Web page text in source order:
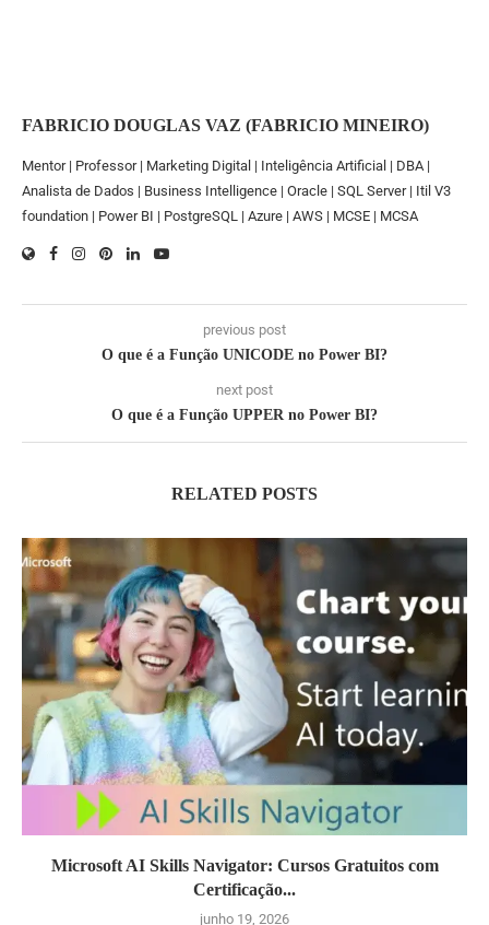
FABRICIO DOUGLAS VAZ (FABRICIO MINEIRO)
Mentor | Professor | Marketing Digital | Inteligência Artificial | DBA |
Analista de Dados | Business Intelligence | Oracle | SQL Server | Itil V3
foundation | Power BI | PostgreSQL | Azure | AWS | MCSE | MCSA
previous post
O que é a Função UNICODE no Power BI?
next post
O que é a Função UPPER no Power BI?
RELATED POSTS
Microsoft AI Skills Navigator: Cursos Gratuitos com
Certificação...
junho 19, 2026